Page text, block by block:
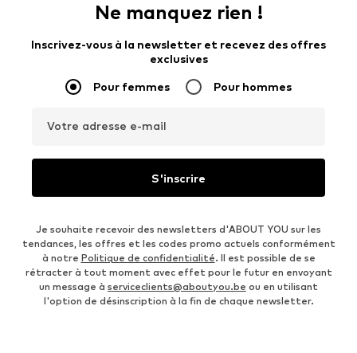
Ne manquez rien !
Inscrivez-vous à la newsletter et recevez des offres
exclusives
Pour femmes Pour hommes
Votre adresse e-mail
S'inscrire
Je souhaite recevoir des newsletters d'ABOUT YOU sur les
tendances, les offres et les codes promo actuels conformément
à notre Politique de confidentialité. Il est possible de se
rétracter à tout moment avec effet pour le futur en envoyant
un message à serviceclients@aboutyou.be ou en utilisant
l'option de désinscription à la fin de chaque newsletter.